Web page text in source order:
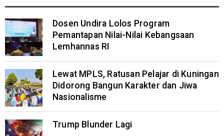
Dosen Undira Lolos Program
Pemantapan Nilai-Nilai Kebangsaan
Lemhannas RI
Lewat MPLS, Ratusan Pelajar di Kuningan
Didorong Bangun Karakter dan Jiwa
Nasionalisme
Trump Blunder Lagi